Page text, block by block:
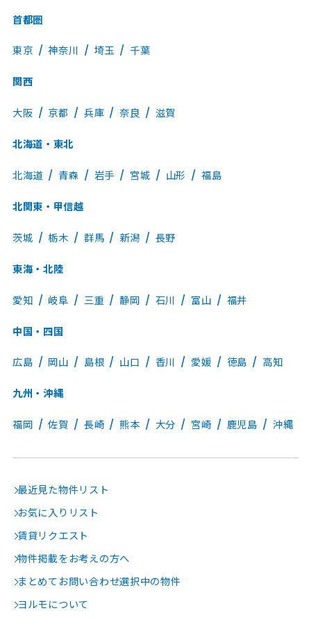
首都圏
東京 神奈川 埼玉 千葉
関西
大阪 京都 兵庫 奈良 滋賀
北海道・東北
北海道 青森 岩手 宮城 山形 福島
北関東・甲信越
茨城 栃木 群馬 新潟 長野
東海・北陸
愛知 岐阜 三重 静岡 石川 富山 福井
中国・四国
広島 岡山 島根 山口 香川 愛媛 徳島 高知
九州・沖縄
福岡 佐賀 長崎 熊本 大分 宮崎 鹿児島 沖縄
最近見た物件リスト
お気に入りリスト
賃貸リクエスト
物件掲載をお考えの方へ
まとめてお問い合わせ選択中の物件
ヨルモについて